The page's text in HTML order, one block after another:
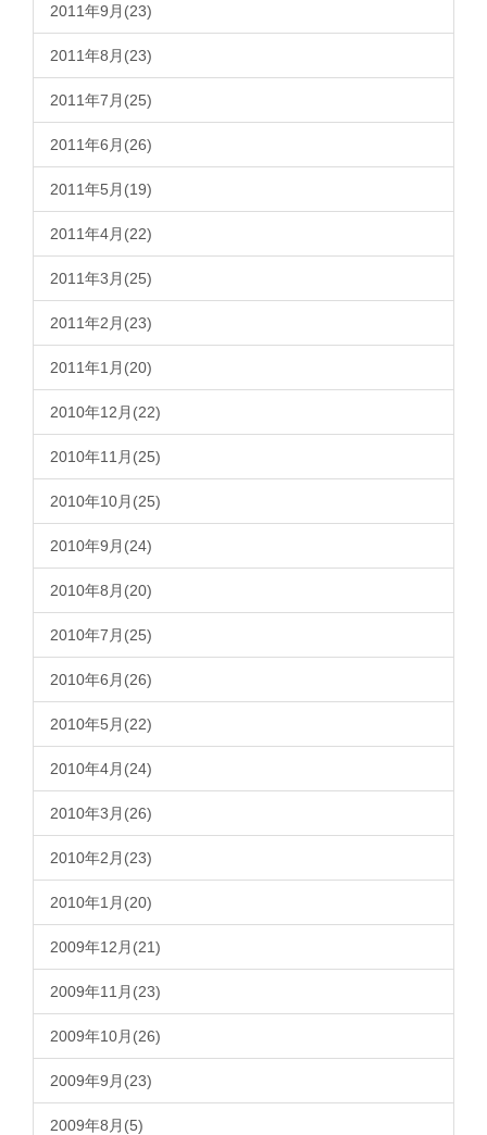
2011年9月(23)
2011年8月(23)
2011年7月(25)
2011年6月(26)
2011年5月(19)
2011年4月(22)
2011年3月(25)
2011年2月(23)
2011年1月(20)
2010年12月(22)
2010年11月(25)
2010年10月(25)
2010年9月(24)
2010年8月(20)
2010年7月(25)
2010年6月(26)
2010年5月(22)
2010年4月(24)
2010年3月(26)
2010年2月(23)
2010年1月(20)
2009年12月(21)
2009年11月(23)
2009年10月(26)
2009年9月(23)
2009年8月(5)